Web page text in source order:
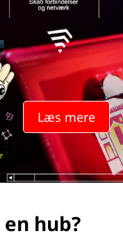
Læs mere
hub?